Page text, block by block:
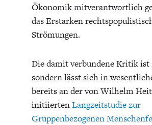
CIRCULAR
Ökonomik mitverantwortlich
das Erstarken
Strömungen.
Die damit verbundene Kritik ist
sondern lässt sich in
bereits an der von Wilhelm
initiiertenLangzeitstudie zur
Gruppenbezogenen